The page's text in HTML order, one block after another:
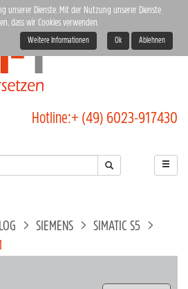
Hotline:+ (49) 6023-917430
SIEMENS
SIMATIC S5
unserer Dienste. Mit der Nutzung unserer Dienste
dass wir Cookies verwenden.
Weitere Informationen Ok Ablehnen